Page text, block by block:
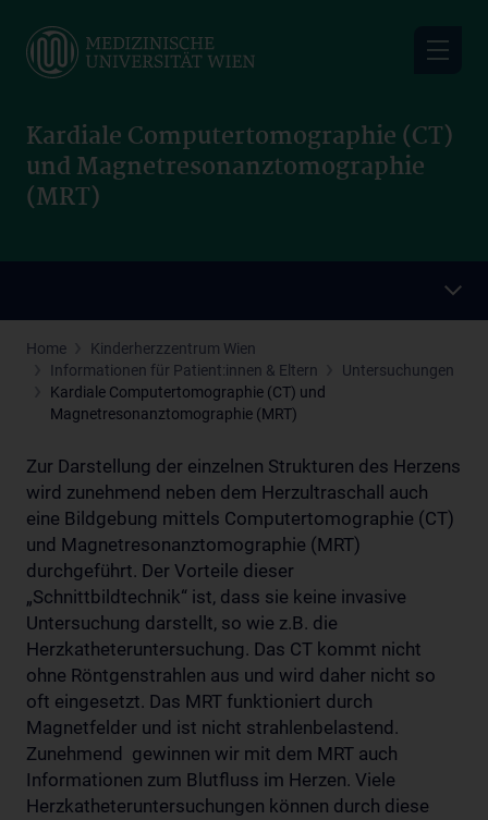
main
Kardiale Computertomographie (CT)
und Magnetresonanztomographie
(MRT)
Home
Kinderherzzentrum Wien
Informationen für Patient:innen & Eltern
Untersuchungen
Kardiale Computertomographie (CT) und
Magnetresonanztomographie (MRT)
Zur Darstellung der einzelnen Strukturen des Herzens
wird zunehmend neben dem Herzultraschall auch
eine Bildgebung mittels Computertomographie (CT)
und Magnetresonanztomographie (MRT)
durchgeführt. Der Vorteile dieser
„Schnittbildtechnik“ ist, dass sie keine invasive
Untersuchung darstellt, so wie z.B. die
Herzkatheteruntersuchung. Das CT kommt nicht
ohne Röntgenstrahlen aus und wird daher nicht so
oft eingesetzt. Das MRT funktioniert durch
Magnetfelder und ist nicht strahlenbelastend.
Zunehmend gewinnen wir mit dem MRT auch
Informationen zum Blutfluss im Herzen. Viele
Herzkatheteruntersuchungen können durch diese